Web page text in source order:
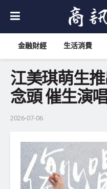
金融財經 生活消費
江美琪萌生
念頭 催生演
2026-07-06